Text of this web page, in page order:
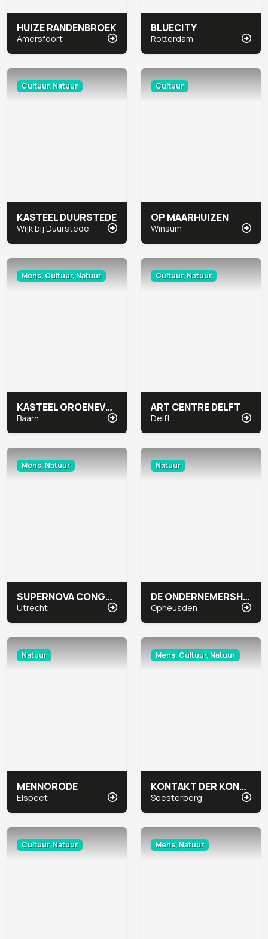
HUIZE RANDENBROEK
Amersfoort
BLUECITY
Rotterdam
Cultuur, Natuur
KASTEEL DUURSTEDE
Wijk bij Duurstede
Cultuur
OP MAARHUIZEN
Winsum
Mens, Cultuur, Natuur
KASTEEL GROENEVELD
Baarn
Cultuur, Natuur
ART CENTRE DELFT
Delft
Mens, Natuur
SUPERNOVA CONGRESCENTRUM
Utrecht
Natuur
DE ONDERNEMERSHOEVE
Opheusden
Natuur
MENNORODE
Elspeet
Mens, Cultuur, Natuur
KONTAKT DER KONTINENTEN
Soesterberg
Cultuur, Natuur Mens, Natuur